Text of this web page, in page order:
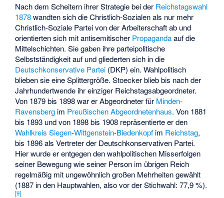
Nach dem Scheitern ihrer Strategie bei der Reichstagswahl
1878wandten sich die Christlich-Sozialen als nur mehr
Christlich-Soziale Partei von der Arbeiterschaft ab und
orientierten sich mit antisemitischer Propagandaauf die
Mittelschichten. Sie gaben ihre parteipolitische
Selbstständigkeit auf und gliederten sich in die
Deutschkonservative Partei (DKP) ein. Wahlpolitisch
blieben sie eine Splittergröße. Stoecker blieb bis nach der
Jahrhundertwende ihr einziger Reichstagsabgeordneter.
Von 1879 bis 1898 war er Abgeordneter für Minden-
Ravensberg im Preußischen Abgeordnetenhaus. Von 1881
bis 1893 und von 1898 bis 1908 repräsentierte er den
Wahlkreis Siegen-Wittgenstein-Biedenkopf im Reichstag,
bis 1896 als Vertreter der Deutschkonservativen Partei.
Hier wurde er entgegen den wahlpolitischen Misserfolgen
seiner Bewegung wie seiner Person im übrigen Reich
regelmäßig mit ungewöhnlich großen Mehrheiten gewählt
(1887 in den Hauptwahlen, also vor der Stichwahl: 77,9 %).
[9]